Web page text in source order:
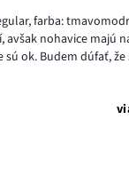
farba:
avšak nohavice
ok. Budem dúfať,